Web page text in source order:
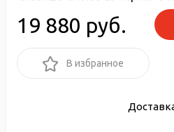
19 880 руб.
В избранное